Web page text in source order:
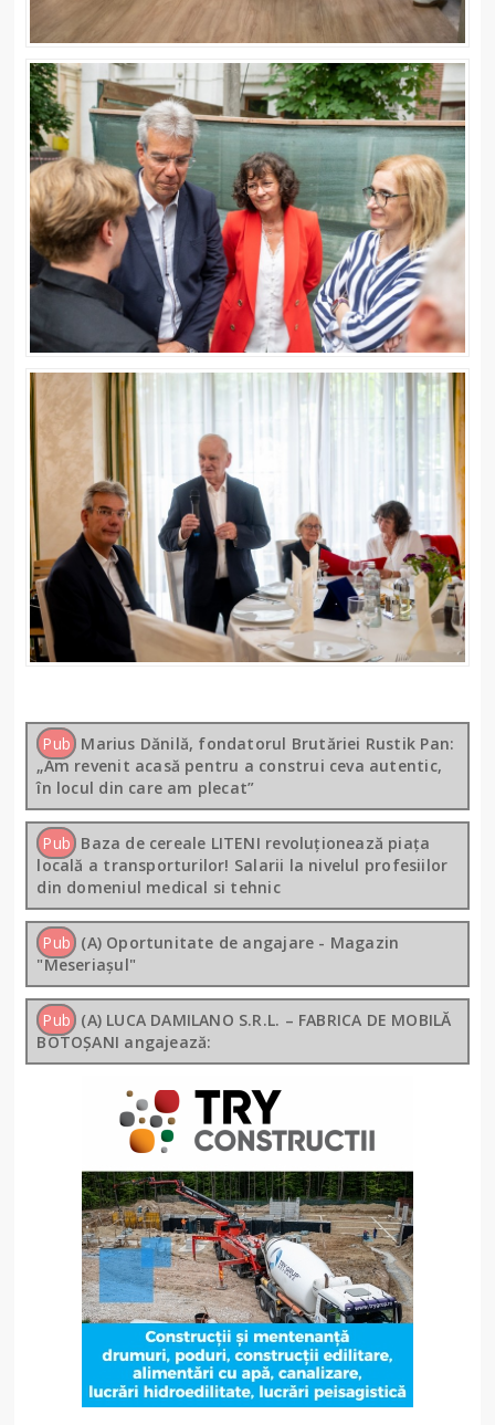
Pub Marius Dănilă, fondatorul Brutăriei Rustik Pan:
„Am revenit acasă pentru a construi ceva autentic,
în locul din care am plecat”
Pub Baza de cereale LITENI revoluționează piața
locală a transporturilor! Salarii la nivelul profesiilor
din domeniul medical si tehnic
Pub (A) Oportunitate de angajare - Magazin
"Meseriașul"
Pub (A) LUCA DAMILANO S.R.L. – FABRICA DE MOBILĂ
BOTOȘANI angajează: